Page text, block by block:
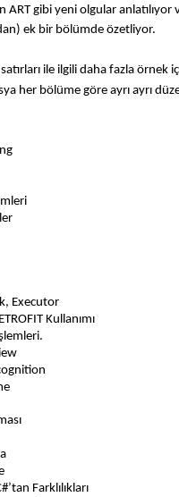
gibi yeni olgular anlatılıyor
ek bir bölümde özetliyor.
ile ilgili daha fazla örnek
her bölüme göre ayrı ayrı
Executor
Kullanımı
Farklılıkları